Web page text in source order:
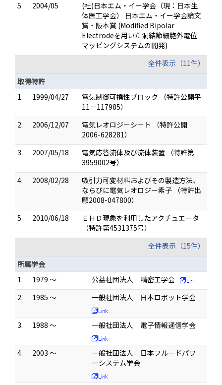
5.
2004/05
(社)日本エム・イー学会（現：日本生
体医工学会） 日本エム・イー学会論文
賞・阪本賞 (Modified Bipolar
Electrodeを用いた洞結節細胞外電位
マッピングシステムの開発)
全件表示（11件）
取得特許
1.
1999/04/27
電気制御可撓性ブロック （特許公開平
11－117985）
2.
2006/12/07
電気レオロジーシート （特許公開
2006-628281）
3.
2007/05/18
電気応答流体及び流体装置 （特許第
3959002号）
4.
2008/02/28
吸引力可変材料およびその製造方法、
ならびに電気レオロジー素子 （特許出
願2008-047800）
5.
2010/06/18
ＥＨＤ現象を利用したアクチュエータ
（特許第4531375号）
全件表示（15件）
所属学会
1.
1979 ～
公益社団法人 精密工学会
2.
1985 ～ 一般社団法人 日本ロボット学会
3. 1988 ～ 一般社団法人 電子情報通信学会
4. 2003 ～
一般社団法人 日本フルードパワ
ーシステム学会